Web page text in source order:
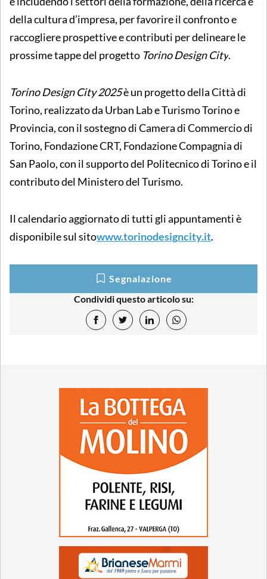
della cultura d’impresa, per favorire il confronto e
raccogliere prospettive e contributi per delineare le
prossime tappe del progetto Torino Design City.
Torino Design City 2025è un progetto della Città di
Torino, realizzato da Urban Lab e Turismo Torino e
Provincia, con il sostegno di Camera di Commercio di
Torino, Fondazione CRT, Fondazione Compagnia di
San Paolo, con il supporto del Politecnico di Torino e il
contributo del Ministero del Turismo.
Il calendario aggiornato di tutti gli appuntamenti è
disponibile sul sitowww.torinodesigncity.it.
Segnalazione
Condividi questo articolo su: